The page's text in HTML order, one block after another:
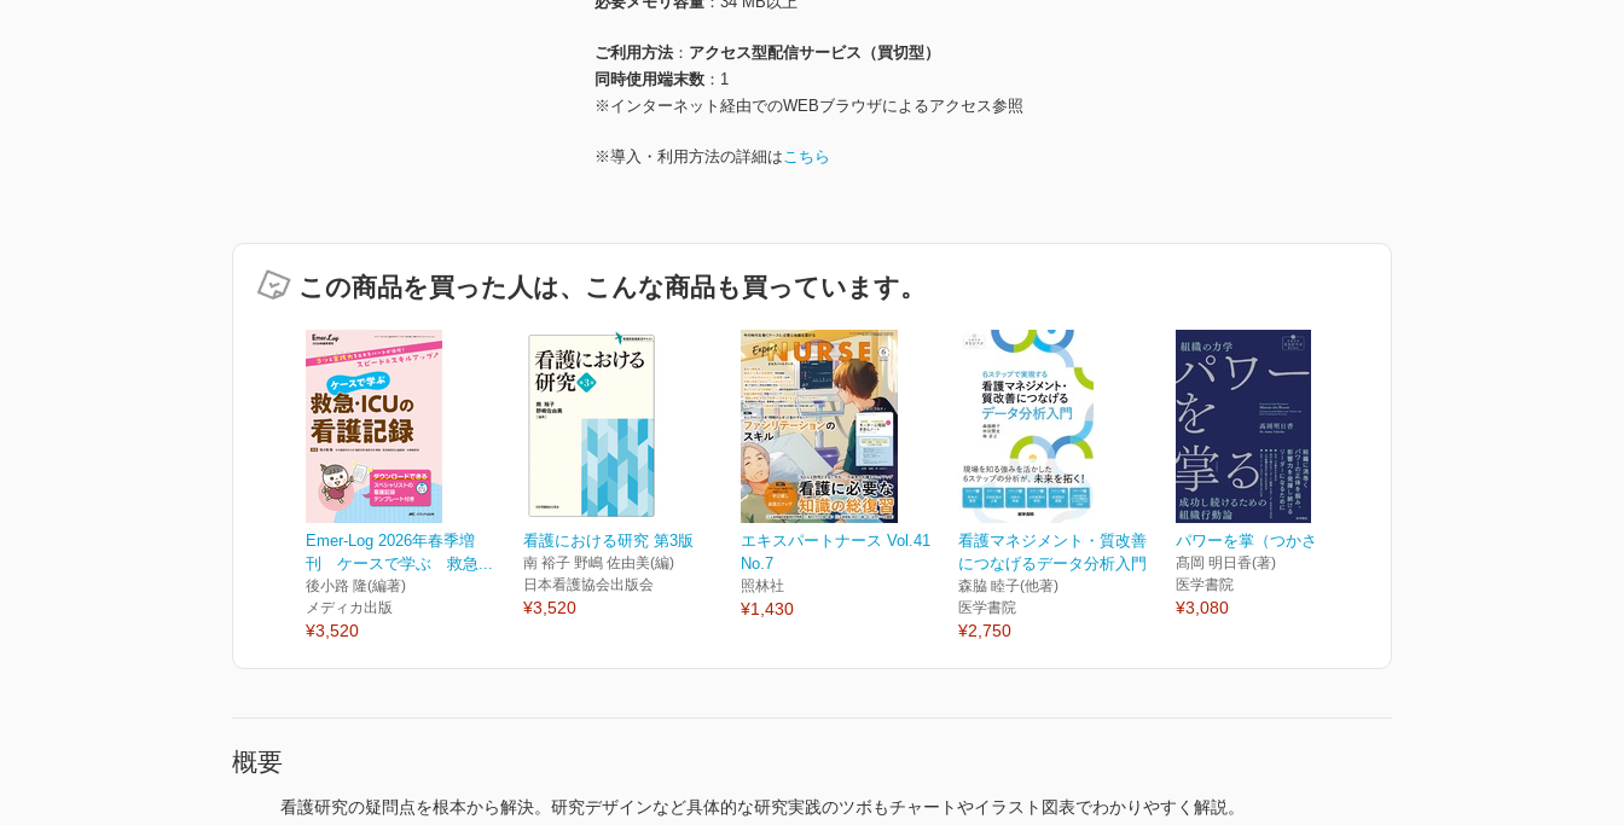
ご利用方法
アクセス型配信サービス（買切型）
同時使用端末数
1
※インターネット経由でのWEBブラウザによるアクセス参照
※導入・利用方法の詳細はこちら
この商品を買った人は、こんな商品も買っています。
Emer-Log 2026年春季増
刊 ケースで学ぶ 救急...
後小路 隆(編著)
メディカ出版
¥3,520
看護における研究 第3版
南 裕子 野嶋 佐由美(編)
日本看護協会出版会
¥3,520
エキスパートナース Vol.41
No.7
照林社
¥1,430
看護マネジメント・質改善
につなげるデータ分析入門
森脇 睦子(他著)
医学書院
¥2,750
パワーを掌（つかさど）る
髙岡 明日香(著)
医学書院
¥3,080
概要
看護研究の疑問点を根本から解決。研究デザインなど具体的な研究実践のツボもチャートやイラスト図表でわかりやすく解説。